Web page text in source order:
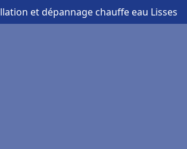
et dépannage chauffe eau Lisses